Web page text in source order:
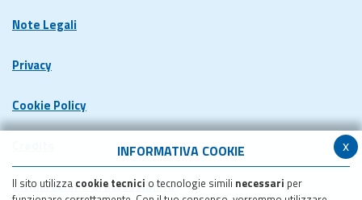
x
INFORMATIVA COOKIE
Il sito utilizza cookie tecnici o tecnologie simili necessari per
Note Legali
Privacy
Cookie Policy
Dichiarazione di accessibilita'